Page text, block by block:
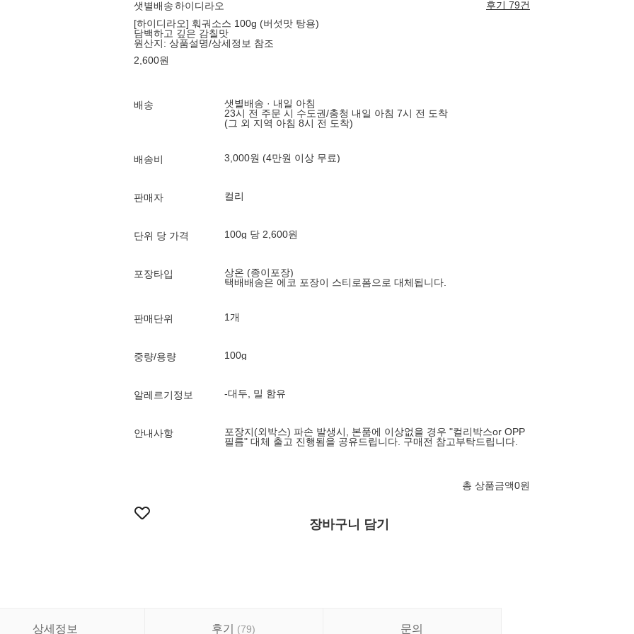
샛별배송하이디라오
후기 79건
[하이디라오] 훠궈소스 100g (버섯맛 탕용)
담백하고 깊은 감칠맛
원산지: 상품설명/상세정보 참조
2,600원
배송
샛별배송 · 내일 아침
23시 전 주문 시 수도권/충청 내일 아침 7시 전 도착
(그 외 지역 아침 8시 전 도착)
배송비 3,000원 (4만원 이상 무료)
판매자 컬리
단위 당 가격 100g 당 2,600원
포장타입
상온 (종이포장)
택배배송은 에코 포장이 스티로폼으로 대체됩니다.
판매단위 1개
중량/용량 100g
알레르기정보 -대두, 밀 함유
안내사항
포장지(외박스) 파손 발생시, 본품에 이상없을 경우 "컬리박스or OPP
필름" 대체 출고 진행됨을 공유드립니다. 구매전 참고부탁드립니다.
총 상품금액0원
장바구니 담기
상세정보 후기 (79) 문의